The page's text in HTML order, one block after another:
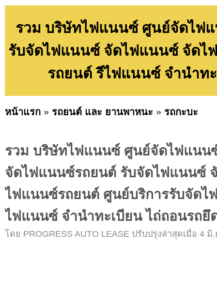
รวม บริษัทไฟแนนซ์ ศูนย์จัดไฟ
รับจัดไฟแนนซ์ จัดไฟแนนซ์ จัดไ
รถยนต์ รีไฟแนนซ์ จำนำท
หน้าแรก » รถยนต์ และ ยานพาหนะ » รถกะบะ
รวม บริษัทไฟแนนซ์ ศูนย์จัดไฟแนน
จัดไฟแนนซ์รถยนต์ รับจัดไฟแนนซ์
ไฟแนนซ์รถยนต์ ศูนย์บริการรับจัดไ
ไฟแนนซ์ จำนำทะเบียน ไถ่ถอนรถยึ
โดย PROGRESS AUTO LEASE ปรับปรุงล่าสุดเมื่อ 4 มิ